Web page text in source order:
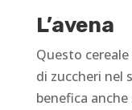
L’avena
Questo
di zuccheri nel
benefica